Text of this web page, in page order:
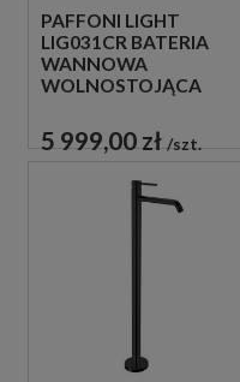
PAFFONI LIGHT
LIG031CR BATERIA
WANNOWA
WOLNOSTOJĄCA
5 999,00 zł szt.